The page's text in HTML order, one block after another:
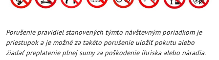
Porušenie pravidiel stanovených týmto návštevným poriadkom je
priestupok a je možné za takéto porušenie uložiť pokutu alebo
žiadať preplatenie plnej sumy za poškodenie ihriska alebo náradia.